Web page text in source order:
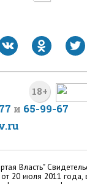
18+
и 65-99-67
Власть"
20 июля 2011 года,